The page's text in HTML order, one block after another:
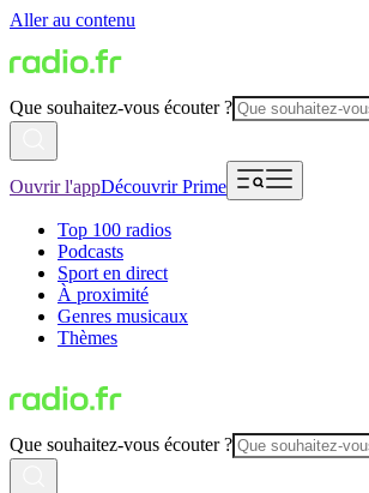
Aller au contenu
Que souhaitez-vous écouter ?
Ouvrir l'appDécouvrir Prime
Top 100 radios
Podcasts
Sport en direct
À proximité
Genres musicaux
Thèmes
Que souhaitez-vous écouter ?